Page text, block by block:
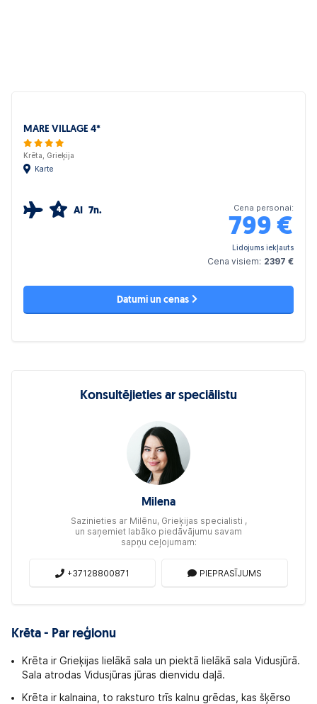
MARE VILLAGE 4*
Krēta, Grieķija
Karte
4 AI 7n. Cena personai:
799 €
Lidojums iekļauts
Cena visiem: 2397 €
Datumi un cenas
Konsultējieties ar speciālistu
Milena
Sazinieties ar Milēnu, Grieķijas specialisti ,
un saņemiet labāko piedāvājumu savam
sapņu ceļojumam:
+37128800871 PIEPRASĪJUMS
Krēta - Par reģionu
Krēta ir Grieķijas lielākā sala un piektā lielākā sala Vidusjūrā.
Sala atrodas Vidusjūras jūras dienvidu daļā.
Krēta ir kalnaina, to raksturo trīs kalnu grēdas, kas šķērso